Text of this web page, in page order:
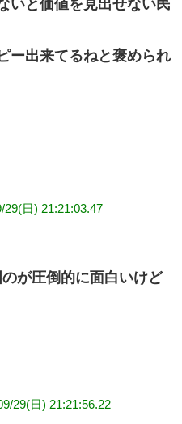
いと価値を見出せない民
ー出来てるねと褒められ
29(日) 21:21:03.47
が圧倒的に面白いけど
29(日) 21:21:56.22